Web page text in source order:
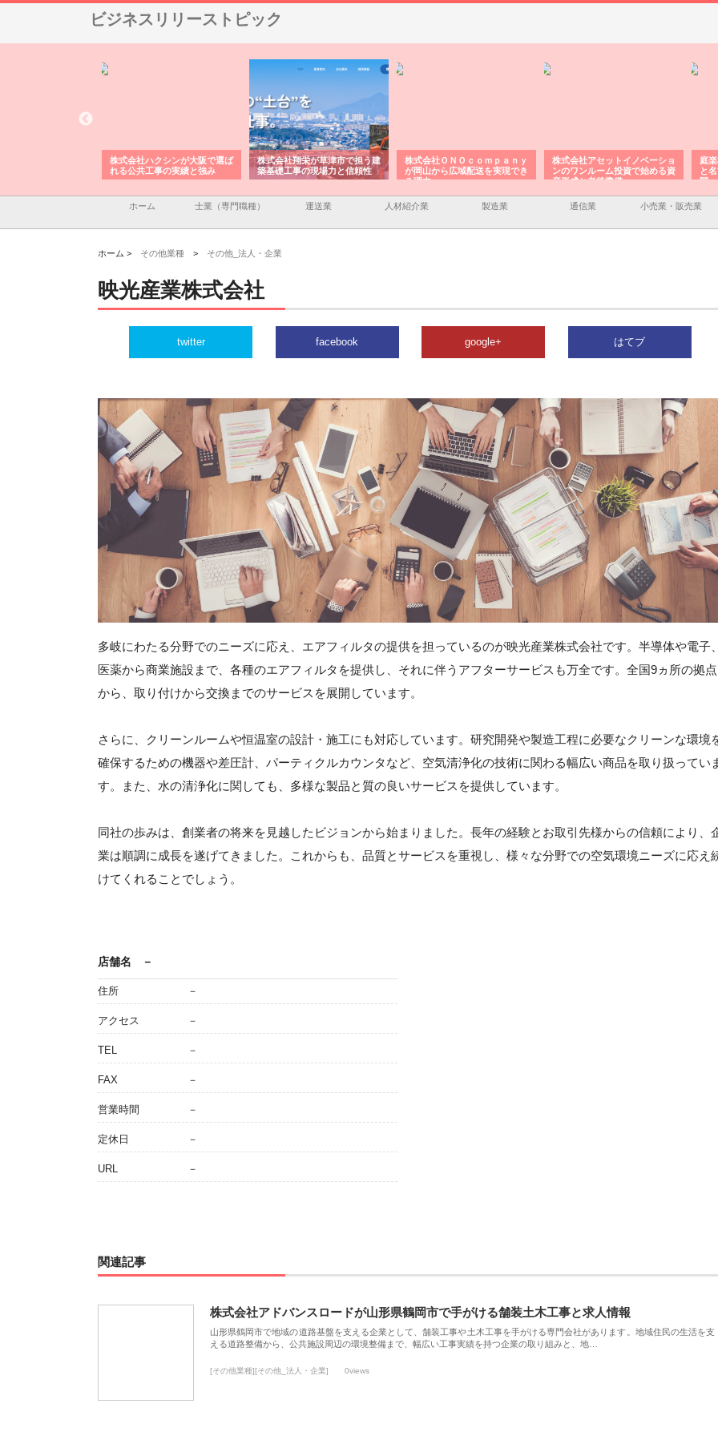
ビジネスリリーストピック
株式会社ハクシンが大阪で選ば
れる公共工事の実績と強み
株式会社翔栄が草津市で担う建
築基礎工事の現場力と信頼性
株式会社ＯＮＯｃｏｍｐａｎｙ
が岡山から広域配送を実現でき
る理由
株式会社アセットイノベーショ
ンのワンルーム投資で始める資
産形成と老後準備
庭
と
間
ホーム 士業（専門職種） 運送業 人材紹介業 製造業 通信業 小売業・販売業
ホーム > その他業種 > その他_法人・企業
映光産業株式会社
twitter facebook google+ はてブ
多岐にわたる分野でのニーズに応え、エアフィルタの提供を担っているのが映光産業株式会社です。半導体や電子、
医薬から商業施設まで、各種のエアフィルタを提供し、それに伴うアフターサービスも万全です。全国9ヵ所の拠点
から、取り付けから交換までのサービスを展開しています。
さらに、クリーンルームや恒温室の設計・施工にも対応しています。研究開発や製造工程に必要なクリーンな環境
確保するための機器や差圧計、パーティクルカウンタなど、空気清浄化の技術に関わる幅広い商品を取り扱ってい
す。また、水の清浄化に関しても、多様な製品と質の良いサービスを提供しています。
同社の歩みは、創業者の将来を見越したビジョンから始まりました。長年の経験とお取引先様からの信頼により、
業は順調に成長を遂げてきました。これからも、品質とサービスを重視し、様々な分野での空気環境ニーズに応え
けてくれることでしょう。
店舗名 －
住所 －
アクセス －
TEL －
FAX －
営業時間 －
定休日 －
URL －
関連記事
株式会社アドバンスロードが山形県鶴岡市で手がける舗装土木工事と求人情報
山形県鶴岡市で地域の道路基盤を支える企業として、舗装工事や土木工事を手がける専門会社があります。地域住民の生活を支
える道路整備から、公共施設周辺の環境整備まで、幅広い工事実績を持つ企業の取り組みと、地…
[その他業種][その他_法人・企業] 0views